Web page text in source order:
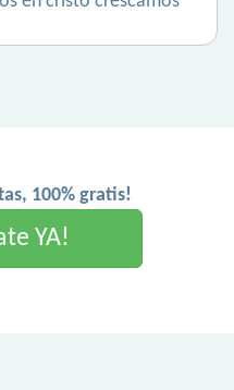
100% gratis!
YA!